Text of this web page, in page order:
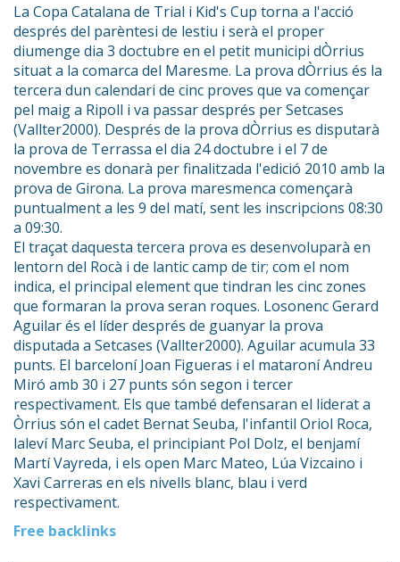
La Copa Catalana de Trial i Kid's Cup torna a l'acció
després del parèntesi de lestiu i serà el proper
diumenge dia 3 doctubre en el petit municipi dÒrrius
situat a la comarca del Maresme. La prova dÒrrius és la
tercera dun calendari de cinc proves que va començar
pel maig a Ripoll i va passar després per Setcases
(Vallter2000). Després de la prova dÒrrius es disputarà
la prova de Terrassa el dia 24 doctubre i el 7 de
novembre es donarà per finalitzada l'edició 2010 amb la
prova de Girona. La prova maresmenca començarà
puntualment a les 9 del matí, sent les inscripcions 08:30
a 09:30.
El traçat daquesta tercera prova es desenvoluparà en
lentorn del Rocà i de lantic camp de tir; com el nom
indica, el principal element que tindran les cinc zones
que formaran la prova seran roques. Losonenc Gerard
Aguilar és el líder després de guanyar la prova
disputada a Setcases (Vallter2000). Aguilar acumula 33
punts. El barceloní Joan Figueras i el mataroní Andreu
Miró amb 30 i 27 punts són segon i tercer
respectivament. Els que també defensaran el liderat a
Òrrius són el cadet Bernat Seuba, l'infantil Oriol Roca,
laleví Marc Seuba, el principiant Pol Dolz, el benjamí
Martí Vayreda, i els open Marc Mateo, Lúa Vizcaino i
Xavi Carreras en els nivells blanc, blau i verd
respectivament.
Free backlinks